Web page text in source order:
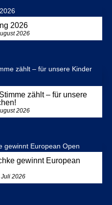
2026
2026
zählt – für unsere
2026
gewinnt European
Juli 2026